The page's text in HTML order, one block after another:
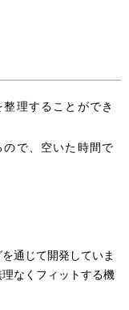
理することができ
で、空いた時間で
通じて開発していま
なくフィットする機